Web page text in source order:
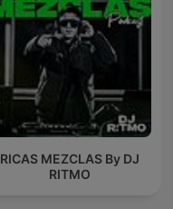
RICAS MEZCLAS By DJ
RITMO